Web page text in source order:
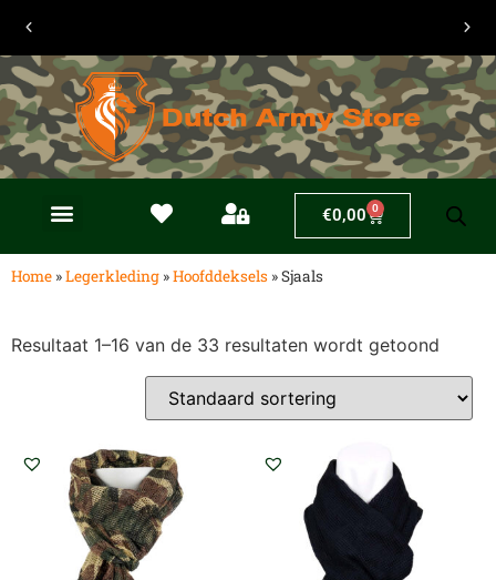
30 dagen
retouren
€0,00 0
Home »Legerkleding »Hoofddeksels »Sjaals
Resultaat 1–16 van de 33 resultaten wordt getoond